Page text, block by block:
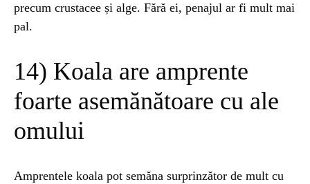
precum crustacee și alge. Fără ei, penajul ar fi mult mai
pal.
14) Koala are amprente
foarte asemănătoare cu ale
omului
Amprentele koala pot semăna surprinzător de mult cu